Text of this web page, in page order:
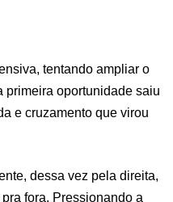
tentando ampliar o
primeira oportunidade saiu
e cruzamento que virou
dessa vez pela direita,
fora. Pressionando a